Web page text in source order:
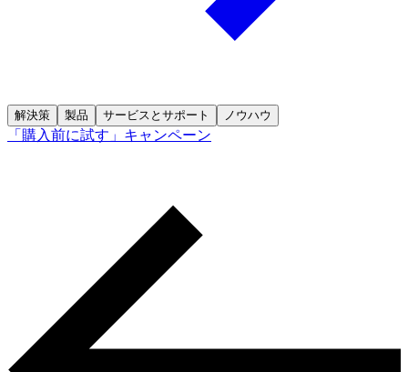
解決策 製品 サービスとサポート ノウハウ
「購入前に試す」キャンペーン